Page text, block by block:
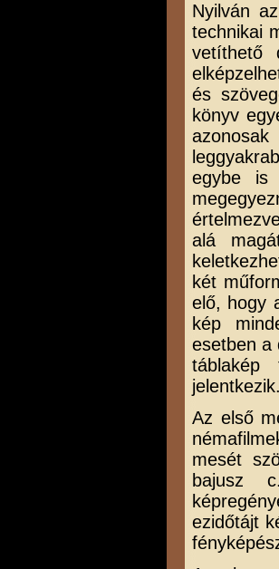
Nyilván
technikai
vetíthető
és
könyv
egybe is
alá
két
elő, hogy
kép
esetben a
táblakép
Az első
mesét
bajusz
ezidőtájt